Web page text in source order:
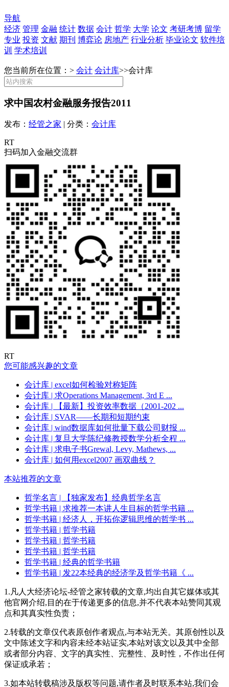
导航
经济 管理 金融 统计 数据 会计 哲学 大学 论文 考研考博 留学
专业 投资 文献 期刊 博弈论 房地产 行业分析 毕业论文 软件培
训 学术培训
您当前所在位置：> 会计 会计库>>会计库
求中国农村金融服务报告2011
发布： 经管之家 | 分类： 会计库
RT
扫码加入金融交流群
RT
您可能感兴趣的文章
会计库 | excel如何检验对称矩阵
会计库 | 求Operations Management, 3rd E ...
会计库 | 【最新】投资效率数据（2001-202 ...
会计库 | SVAR——长期和短期约束
会计库 | wind数据库如何批量下载公司财报 ...
会计库 | 复旦大学陈纪修教授数学分析全程 ...
会计库 | 求电子书Grewal, Levy, Mathews, ...
会计库 | 如何用excel2007 画双曲线？
本站推荐的文章
哲学名言 | 【独家发布】经典哲学名言
哲学书籍 | 求推荐一本讲人生目标的哲学书籍 ...
哲学书籍 | 经济人，开拓你逻辑思维的哲学书 ...
哲学书籍 | 哲学书籍
哲学书籍 | 哲学书籍
哲学书籍 | 哲学书籍
哲学书籍 | 经典的哲学书籍
哲学书籍 | 发22本经典的经济学及哲学书籍《 ...
1.凡人大经济论坛-经管之家转载的文章,均出自其它媒体或其
他官网介绍,目的在于传递更多的信息,并不代表本站赞同其观
点和其真实性负责；
2.转载的文章仅代表原创作者观点,与本站无关。其原创性以及
文中陈述文字和内容未经本站证实,本站对该文以及其中全部
或者部分内容、文字的真实性、完整性、及时性，不作出任何
保证或承若；
3.如本站转载稿涉及版权等问题,请作者及时联系本站,我们会